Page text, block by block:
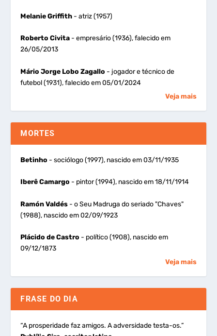
Melanie Griffith - atriz (1957)
Roberto Civita - empresário (1936), falecido em
26/05/2013
Mário Jorge Lobo Zagallo - jogador e técnico de
futebol (1931), falecido em 05/01/2024
Veja mais
MORTES
Betinho - sociólogo (1997), nascido em 03/11/1935
Iberê Camargo - pintor (1994), nascido em 18/11/1914
Ramón Valdés - o Seu Madruga do seriado "Chaves"
(1988), nascido em 02/09/1923
Plácido de Castro - político (1908), nascido em
09/12/1873
Veja mais
FRASE DO DIA
“A prosperidade faz amigos. A adversidade testa-os.”